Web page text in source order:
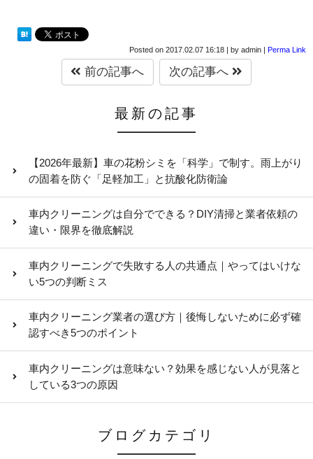
Posted on 2017.02.07 16:18 | by admin | Perma Link
前の記事へ 次の記事へ
最新の記事
【2026年最新】車の花粉シミを「科学」で制す。雨上がり
の固着を防ぐ「足軽加工」と抗酸化防衛論
車内クリーニングは自分でできる？DIY清掃と業者依頼の
違い・限界を徹底解説
車内クリーニングで失敗する人の共通点｜やってはいけな
い5つの判断ミス
車内クリーニング業者の選び方｜後悔しないために必ず確
認すべき5つのポイント
車内クリーニングは意味ない？効果を感じない人が見落と
している3つの原因
ブログカテゴリ